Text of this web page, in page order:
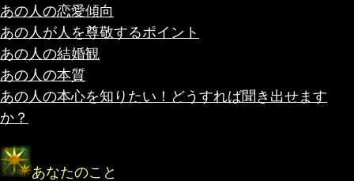
あの人の恋愛傾向
あの人が人を尊敬するポイント
あの人の結婚観
あの人の本質
あの人の本心を知りたい！どうすれば聞き出せます
か？
あなたのこと